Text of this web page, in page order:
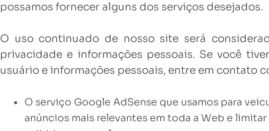
possamos fornecer alguns dos serviços desejados.
O uso continuado de nosso site será
privacidade e informações pessoais. Se você
usuário e informações pessoais, entre em contato
O serviço Google AdSense que usamos para
anúncios mais relevantes em toda a Web e